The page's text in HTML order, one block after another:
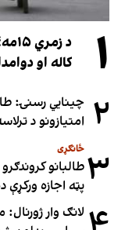
۱
د
کاله او
۲ چینایي رسنۍ:
امتیازونو د
۳ ځانګړی
طالبانو
پټه اجازه ورکړې
لانګ وار